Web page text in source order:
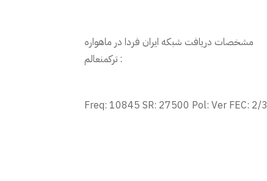
مشخصات دریافت شبکه ایران فردا در ماهواره
ترکمنعالم :
Freq: 10845 SR: 27500 Pol: Ver FEC: 2/3